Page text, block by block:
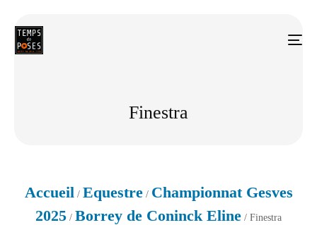
Finestra
Accueil / Equestre/ Championnat Gesves
2025 / Borrey de Coninck Eline / Finestra